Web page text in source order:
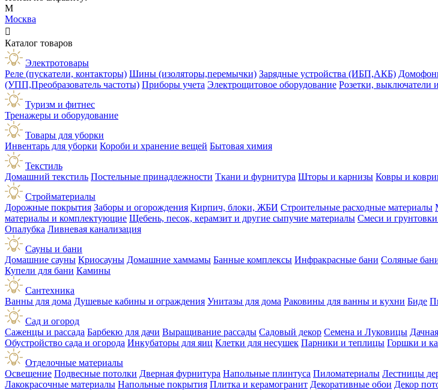
М
Москва

Каталог товаров
Электротовары
Реле (пускатели, контакторы) Шины (изоляторы,перемычки) Зарядные устройства (ИБП,АКБ)
(УПП,Преобразователь частоты) Приборы учета Электрощитовое оборудование Розетки, выключатели
Туризм и фитнес
Тренажеры и оборудование
Товары для уборки
Инвентарь для уборки Короби и хранение вещей Бытовая химия
Текстиль
Домашний текстиль Постельные принадлежности Ткани и фурнитура Шторы и карнизы Ковры и
Стройматериалы
Дорожные покрытия Заборы и огорождения Кирпич, блоки, ЖБИ Строительные расходные материалы
материалы и комплектующие Щебень, песок, керамзит и другие сыпучие материалы Смеси и грунтовки
Опалубка Ливневая канализация
Сауны и бани
Домашние сауны Криосауны Домашние хаммамы Банные комплексы Инфракрасные бани Соляные
Купели для бани Камины
Сантехника
Ванны для дома Душевые кабины и ограждения Унитазы для дома Раковины для ванны и кухни Биде
Сад и огород
Саженцы и рассада Барбекю для дачи Выращивание рассады Садовый декор Семена и Луковицы
Обустройство сада и огорода Инкубаторы для яиц Клетки для несушек Парники и теплицы Горшки и
Отделочные материалы
Освещение Подвесные потолки Дверная фурнитура Напольные плинтуса Пиломатериалы Лестницы
Лакокрасочные материалы Напольные покрытия Плитка и керамогранит Декоративные обои Декор